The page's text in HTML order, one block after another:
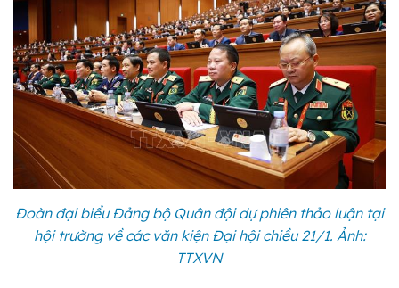
Đoàn đại biểu Đảng bộ Quân đội dự phiên thảo luận tại
hội trường về các văn kiện Đại hội chiều 21/1. Ảnh:
TTXVN